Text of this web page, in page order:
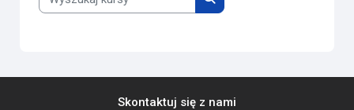
Wyszukaj kursy
Skontaktuj się z nami